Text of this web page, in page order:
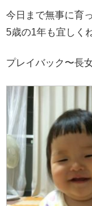
今日まで無事に育
5歳の1年も宜しく
プレイバック〜長